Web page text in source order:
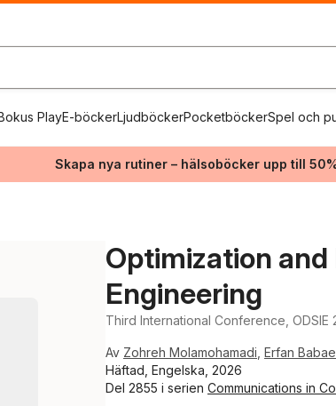
PlayE-böckerLjudböckerPocketböckerSpel och
Skapa nya rutiner – hälsoböcker upp till
Optimization
Engineering
Third International Conference,
Av Zohreh Molamohamadi Erfan
Häftad, Engelska, 2026
Del 2855 i serien Communications in